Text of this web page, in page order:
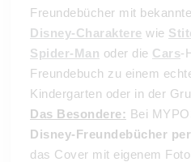
Freundebücher mit
Disney-Charaktere wie
Spider-Man oder die Cars-
Freundebuch zu einem
Kindergarten oder in der
Das Besondere: Bei
Disney-Freundebücher
das Cover mit eigenem